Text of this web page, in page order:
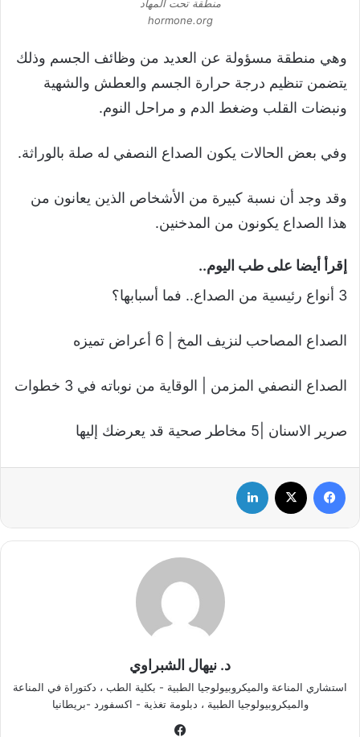
منطقة تحت المهاد
hormone.org
وهي منطقة مسؤولة عن العديد من وظائف الجسم وذلك
يتضمن تنظيم درجة حرارة الجسم والعطش والشهية
ونبضات القلب وضغط الدم و مراحل النوم.
وفي بعض الحالات يكون الصداع النصفي له صلة بالوراثة.
وقد وجد أن نسبة كبيرة من الأشخاص الذين يعانون من
هذا الصداع يكونون من المدخنين.
إقرأ أيضا على طب اليوم..
3 أنواع رئيسية من الصداع.. فما أسبابها؟
الصداع المصاحب لنزيف المخ | 6 أعراض تميزه
الصداع النصفي المزمن | الوقاية من نوباته في 3 خطوات
صرير الاسنان |5 مخاطر صحية قد يعرضك إليها
د. نيهال الشبراوي
استشاري المناعة والميكروبيولوجيا الطبية - بكلية الطب ، دكتوراة في المناعة
والميكروبيولوجيا الطبية ، دبلومة تغذية - اكسفورد -بريطانيا